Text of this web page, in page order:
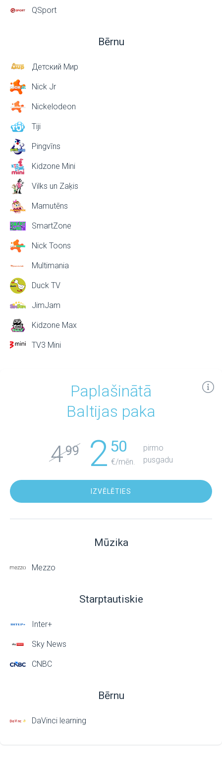
QSport
Bērnu
Детский Мир
Nick Jr
Nickelodeon
Tiji
Pingvīns
Kidzone Mini
Vilks un Zaķis
Mamutēns
SmartZone
Nick Toons
Multimania
Duck TV
JimJam
Kidzone Max
TV3 Mini
Paplašinātā
Baltijas paka
499 2 50
€/mēn.
pirmo
pusgadu
IZVĒLĒTIES
Mūzika
Mezzo
Starptautiskie
Inter+
Sky News
CNBC
Bērnu
DaVinci learning